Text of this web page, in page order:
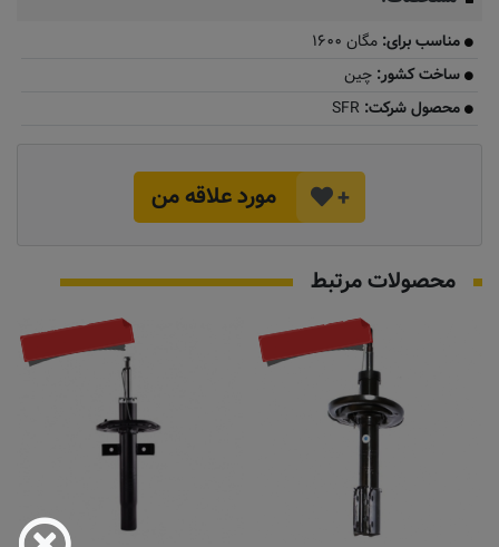
مناسب برای: مگان ۱۶۰۰
ساخت کشور: چین
محصول شرکت: SFR
+ مورد علاقه من
محصولات مرتبط
موجود نیست تماس بگیرید